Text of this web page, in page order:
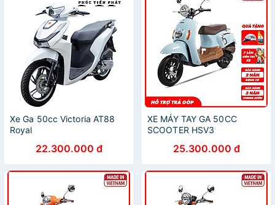
Xe Ga 50cc Victoria AT88
Royal
22.300.000 đ
XE MÁY TAY GA 50CC
SCOOTER HSV3
25.300.000 đ